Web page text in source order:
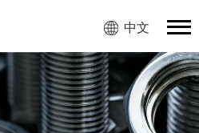
中文